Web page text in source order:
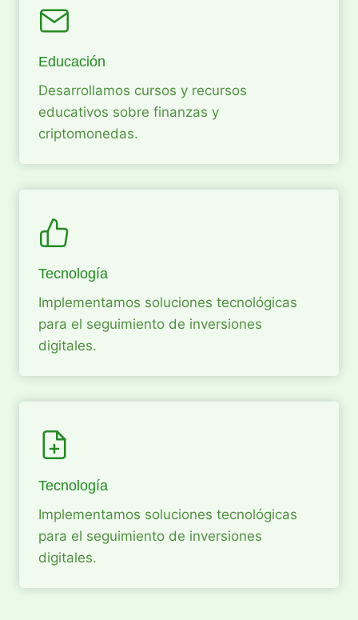
Educación
Desarrollamos cursos y recursos
educativos sobre finanzas y
criptomonedas.
Tecnología
Implementamos soluciones tecnológicas
para el seguimiento de inversiones
digitales.
Tecnología
Implementamos soluciones tecnológicas
para el seguimiento de inversiones
digitales.